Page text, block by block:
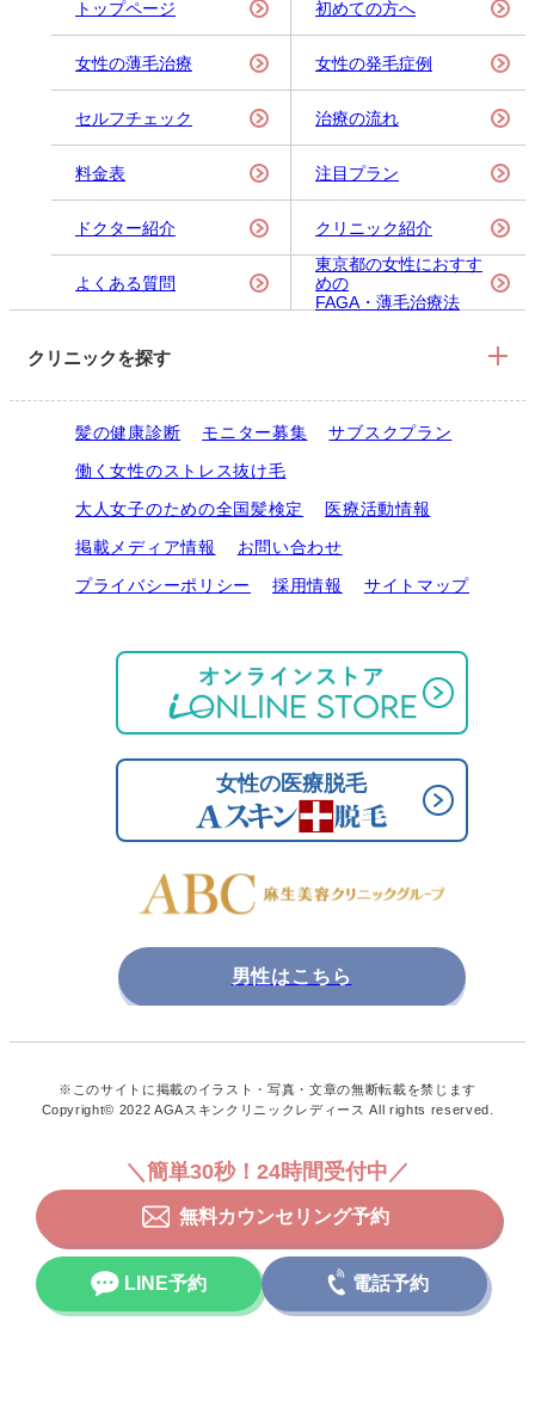
トップページ
女性の薄毛治療
セルフチェック
料金表
ドクター紹介
よくある質問
初めての方へ
女性の発毛症例
治療の流れ
注目プラン
クリニック紹介
東京都の女性におすす
めの
FAGA・薄毛治療法
クリニックを探す
髪の健康診断 モニター募集
サブスクプラン
働く女性のストレス抜け毛
大人女子のための全国髪検定
医療活動情報
掲載メディア情報
お問い合わせ
プライバシーポリシー
採用情報 サイトマップ
男性はこちら
※このサイトに掲載のイラスト・写真・文章の無断転載を禁じます
Copyright© 2022 AGAスキンクリニックレディース All rights reserved.
＼簡単30秒！24時間受付中／
無料カウンセリング予約
LINE予約 電話予約